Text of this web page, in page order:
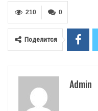
0
210
Поделится
Admin